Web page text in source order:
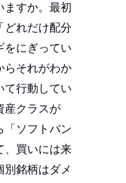
ますか。最初
どれだけ配分
をにぎってい
らそれがわか
て行動してい
産クラスが
「ソフトバン
、買いには来
別銘柄はダメ